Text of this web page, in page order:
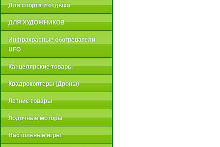
Для спорта и отдыха
ДЛЯ ХУДОЖНИКОВ
Инфракрасные обогреватели
UFO
Канцелярские товары
Квадрокоптеры (Дроны)
Летние товары
Лодочные моторы
Настольные игры